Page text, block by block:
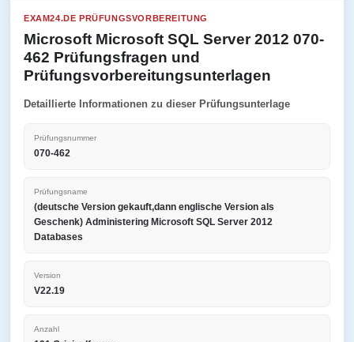
EXAM24.DE PRÜFUNGSVORBEREITUNG
Microsoft Microsoft SQL Server 2012 070-
462 Prüfungsfragen und
Prüfungsvorbereitungsunterlagen
Detaillierte Informationen zu dieser Prüfungsunterlage
Prüfungsnummer
070-462
Prüfungsname
(deutsche Version gekauft,dann englische Version als
Geschenk) Administering Microsoft SQL Server 2012
Databases
Version
V22.19
Anzahl